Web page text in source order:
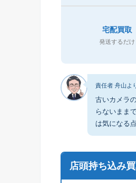
宅配買取
発送するだけ
責任者 舟山よ
古いカメラ
らないまま
は気になる
店頭持ち込み